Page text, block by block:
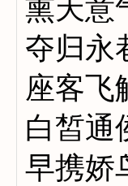
熏天意
夺归永
座客飞
白皙通
早携娇